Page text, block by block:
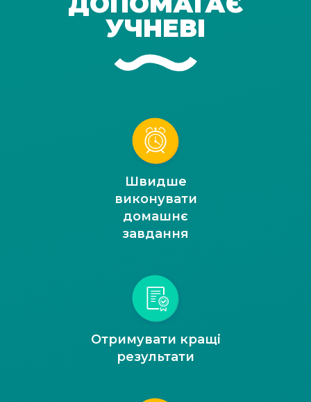
УЧНЕВІ
Швидше
виконувати
домашнє
завдання
Отримувати кращі
результати